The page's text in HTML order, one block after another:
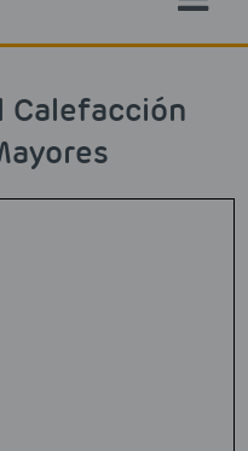
Calefacción